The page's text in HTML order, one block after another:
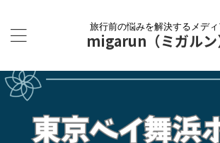
旅行前の悩みを解決するメデ
migarun（ミガルン